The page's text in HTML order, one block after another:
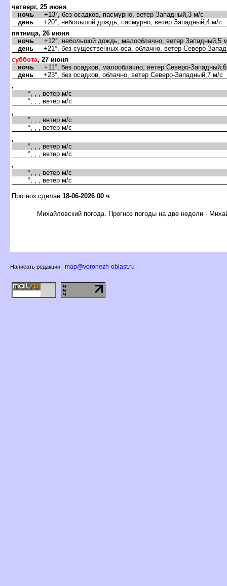
четверг, 25 июня
ночь +13°, без осадков, пасмурно, ветер Западный,3 м/с
день +20°, небольшой дождь, пасмурно, ветер Западный,4 м/с
пятница, 26 июня
ночь +12°, небольшой дождь, малооблачно, ветер Западный,5
день +21°, без существенных оса, облачно, ветер Северо-
суббота, 27 июня
ночь +11°, без осадков, малооблачно, ветер Северо-
день +23°, без осадков, облачно, ветер Северо-Западный,7 м/с
,
°, , , ветер м/с
°, , , ветер м/с
,
°, , , ветер м/с
°, , , ветер м/с
,
°, , , ветер м/с
°, , , ветер м/с
,
°, , , ветер м/с
°, , , ветер м/с
Прогноз сделан 18-06-2026 00 ч
Михайловский погода. Прогноз погоды на две недели -
Написать редакции: map@voronezh-oblast.ru